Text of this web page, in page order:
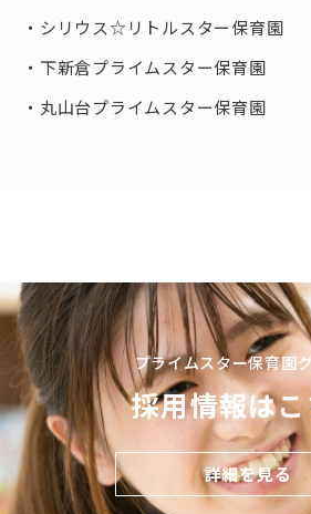
シリウス☆リトルスター保育園
下新倉プライムスター保育園
丸山台プライムスター保育園
プライムスター保育園
採用情報はこ
詳細を見る